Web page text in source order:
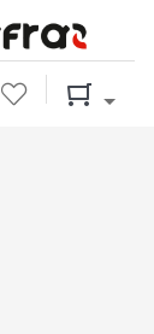
Wishlist